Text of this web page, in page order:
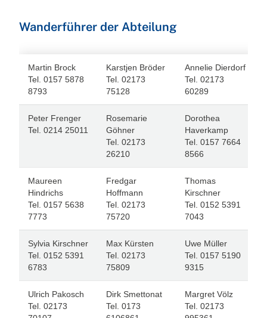
Wanderführer der Abteilung
Martin Brock
Tel. 0157 5878
8793
Karstjen Bröder
Tel. 02173
75128
Annelie Dierdorf
Tel. 02173
60289
Peter Frenger
Tel. 0214 25011
Rosemarie
Göhner
Tel. 02173
26210
Dorothea
Haverkamp
Tel. 0157 7664
8566
Maureen
Hindrichs
Tel. 0157 5638
7773
Fredgar
Hoffmann
Tel. 02173
75720
Thomas
Kirschner
Tel. 0152 5391
7043
Sylvia Kirschner
Tel. 0152 5391
6783
Max Kürsten
Tel. 02173
75809
Uwe Müller
Tel. 0157 5190
9315
Ulrich Pakosch
Tel. 02173
Dirk Smettonat
Tel. 0173
Margret Völz
Tel. 02173